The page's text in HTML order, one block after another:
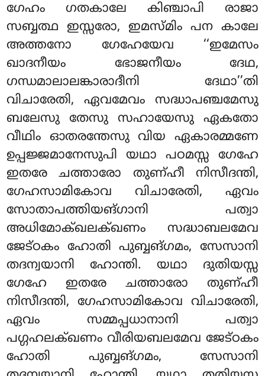
ഗേഹം ഗതകാലേ കിഞ്ചാപി രാജാ
സബ്ബത്ഥ ഇസ്സരോ, ഇമസ്മിം പന കാലേ
അത്തനോ ഗേഹേയേവ ‘‘ഇമേസം
ഖാദനീയം ഭോജനീയം ദേഥ,
ഗന്ധമാലാലങ്കാരാദീനി ദേഥാ’’തി
വിചാരേതി, ഏവമേവം സദ്ധാപഞ്ചമേസു
ബലേസു തേസു സഹായേസു ഏകതോ
വീഥിം ഓതരന്തേസു വിയ ഏകാരമ്മണേ
ഉപ്പജ്ജമാനേസുപി യഥാ പഠമസ്സ ഗേഹേ
ഇതരേ ചത്താരോ തുണ്ഹീ നിസീദന്തി,
ഗേഹസാമികോവ വിചാരേതി, ഏവം
സോതാപത്തിയങ്ഗാനി പത്വാ
അധിമോക്ഖലക്ഖണം സദ്ധാബലമേവ
ജേട്ഠകം ഹോതി പുബ്ബങ്ഗമം, സേസാനി
തദന്വയാനി ഹോന്തി. യഥാ ദുതിയസ്സ
ഗേഹേ ഇതരേ ചത്താരോ തുണ്ഹീ
നിസീദന്തി, ഗേഹസാമികോവ വിചാരേതി,
ഏവം സമ്മപ്പധാനാനി പത്വാ
പഗ്ഗഹലക്ഖണം വീരിയബലമേവ ജേട്ഠകം
ഹോതി പുബ്ബങ്ഗമം, സേസാനി